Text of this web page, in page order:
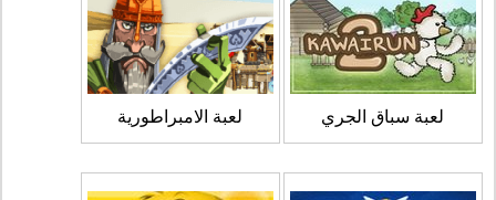
لعبة سباق الجري لعبة الامبراطورية